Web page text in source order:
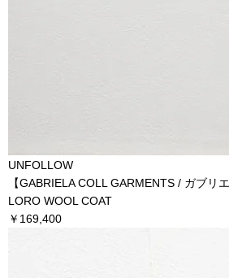
UNFOLLOW
【GABRIELA COLL GARMENTS / ガブリ
LORO WOOL COAT
￥169,400